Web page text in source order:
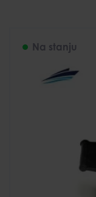
Na stanju